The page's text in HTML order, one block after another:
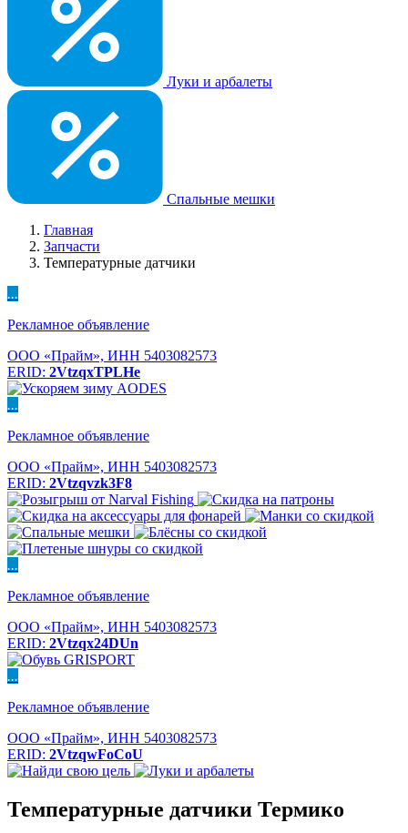
Луки и арбалеты
Спальные мешки
Главная
Запчасти
Температурные датчики
...
Рекламное объявление
ООО «Прайм», ИНН 5403082573
ERID: 2VtzqxTPLHe
...
Рекламное объявление
ООО «Прайм», ИНН 5403082573
ERID: 2Vtzqvzk3F8
...
Рекламное объявление
ООО «Прайм», ИНН 5403082573
ERID: 2Vtzqx24DUn
...
Рекламное объявление
ООО «Прайм», ИНН 5403082573
ERID: 2VtzqwFoCoU
Температурные датчики Термико